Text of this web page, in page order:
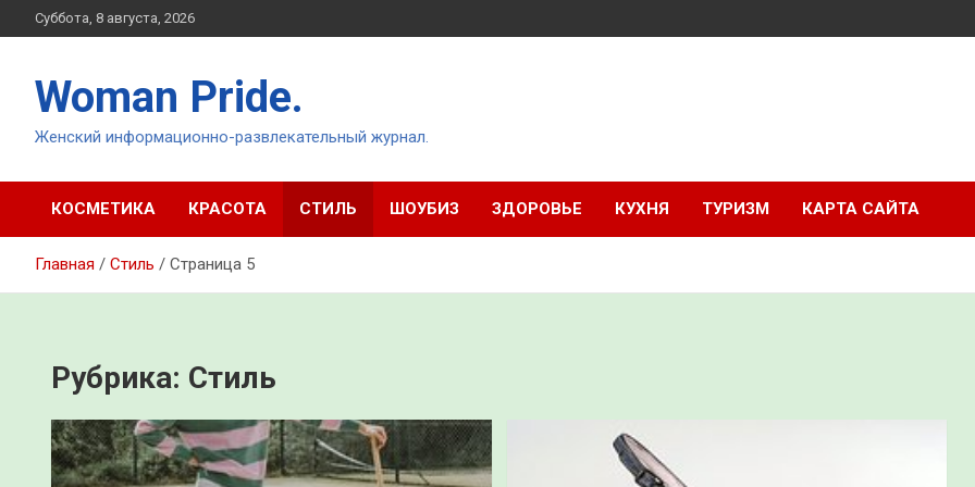
Перейти
к
Суббота, 8 августа, 2026
Woman Pride.
Женский информационно-развлекательный журнал.
КОСМЕТИКА КРАСОТА СТИЛЬ ШОУБИЗ ЗДОРОВЬЕ КУХНЯ ТУРИЗМ КАРТА САЙТА
Главная Стиль Страница 5
Рубрика: Стиль